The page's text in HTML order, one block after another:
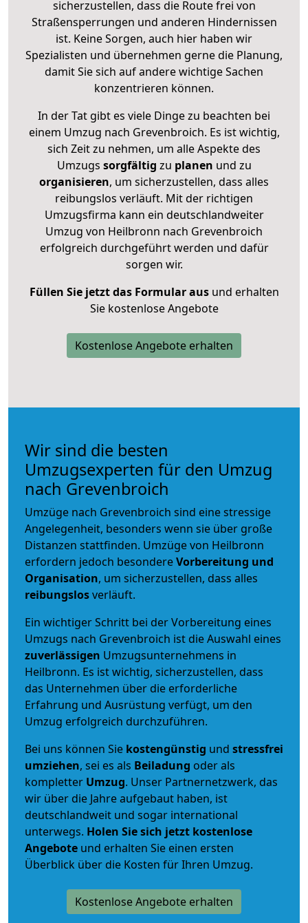
sicherzustellen, dass die Route frei von
Straßensperrungen und anderen Hindernissen
ist. Keine Sorgen, auch hier haben wir
Spezialisten und übernehmen gerne die Planung,
damit Sie sich auf andere wichtige Sachen
konzentrieren können.
In der Tat gibt es viele Dinge zu beachten bei
einem Umzug nach Grevenbroich. Es ist wichtig,
sich Zeit zu nehmen, um alle Aspekte des
Umzugs sorgfältig zu planen und zu
organisieren, um sicherzustellen, dass alles
reibungslos verläuft. Mit der richtigen
Umzugsfirma kann ein deutschlandweiter
Umzug von Heilbronn nach Grevenbroich
erfolgreich durchgeführt werden und dafür
sorgen wir.
Füllen Sie jetzt das Formular ausund erhalten
Sie kostenlose Angebote
Kostenlose Angebote erhalten
Wir sind die besten
Umzugsexperten für den Umzug
nach Grevenbroich
Umzüge nach Grevenbroich sind eine stressige
Angelegenheit, besonders wenn sie über große
Distanzen stattfinden. Umzüge von Heilbronn
erfordern jedoch besondereVorbereitung und
Organisation, um sicherzustellen, dass alles
reibungslosverläuft.
Ein wichtiger Schritt bei der Vorbereitung eines
Umzugs nach Grevenbroich ist die Auswahl eines
zuverlässigen Umzugsunternehmens in
Heilbronn. Es ist wichtig, sicherzustellen, dass
das Unternehmen über die erforderliche
Erfahrung und Ausrüstung verfügt, um den
Umzug erfolgreich durchzuführen.
Bei uns können Sie kostengünstig und stressfrei
umziehen, sei es als Beiladung oder als
kompletter Umzug. Unser Partnernetzwerk, das
wir über die Jahre aufgebaut haben, ist
deutschlandweit und sogar international
unterwegs. Holen Sie sich jetzt kostenlose
Angebote und erhalten Sie einen ersten
Überblick über die Kosten für Ihren Umzug.
Kostenlose Angebote erhalten